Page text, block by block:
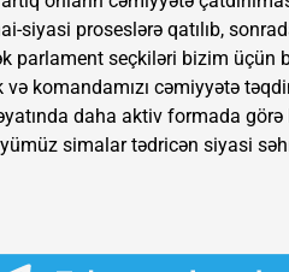
siyasi proseslərə qatılıb,
parlament seçkiləri bizim üçün
komandamızı cəmiyyətə
daha aktiv formada
simalar tədricən siyasi